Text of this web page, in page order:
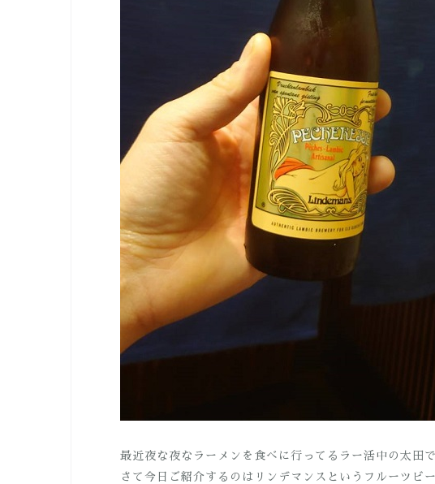
最近夜な夜なラーメンを食べに行ってるラー活中の太田
さて今日ご紹介するのはリンデマンスというフルーツビ